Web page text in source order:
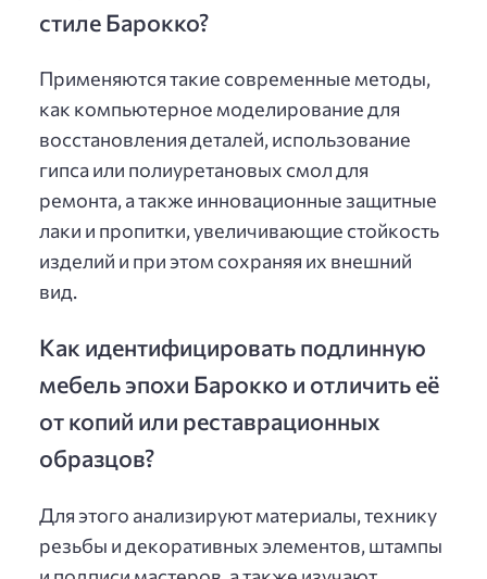
стиле Барокко?
Применяются такие современные методы,
как компьютерное моделирование для
восстановления деталей, использование
гипса или полиуретановых смол для
ремонта, а также инновационные защитные
лаки и пропитки, увеличивающие стойкость
изделий и при этом сохраняя их внешний
вид.
Как идентифицировать подлинную
мебель эпохи Барокко и отличить её
от копий или реставрационных
образцов?
Для этого анализируют материалы, технику
резьбы и декоративных элементов, штампы